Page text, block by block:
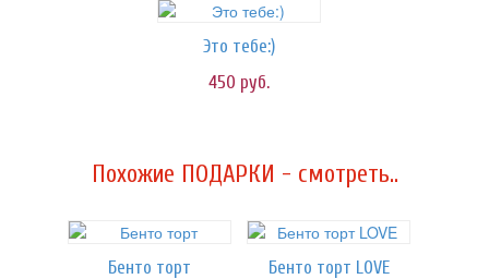
Это тебе:)
450 руб.
Похожие ПОДАРКИ - смотреть..
Бенто торт
Бенто торт LOVE